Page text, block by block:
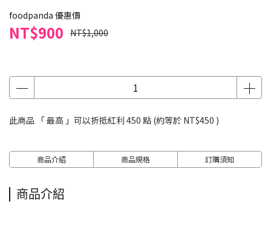
foodpanda 優惠價
NT$900 NT$1,000
此商品 「 最高 」可以折抵紅利 450 點 (約等於 NT$450 )
商品介紹 商品規格 訂購須知
商品介紹